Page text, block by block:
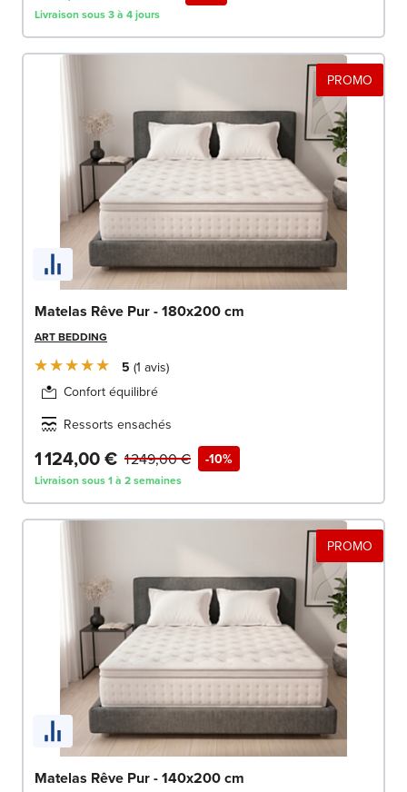
Livraison sous 3 à 4 jours
PROMO
Matelas Rêve Pur - 180x200 cm
ART BEDDING
5 1 avis
Confort équilibré
Ressorts ensachés
1 124,00 € -10%
1 249,00 €
Livraison sous 1 à 2 semaines
PROMO
Matelas Rêve Pur - 140x200 cm